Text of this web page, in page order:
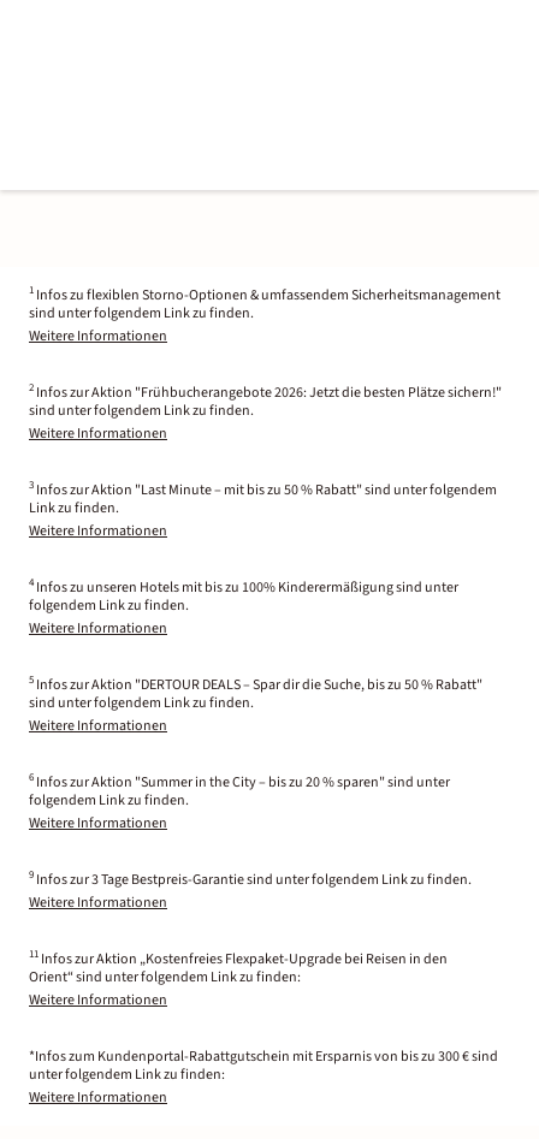
1 Infos zu flexiblen Storno-Optionen & umfassendem Sicherheitsmanagement
sind unter folgendem Link zu finden.
Weitere Informationen
2 Infos zur Aktion "Frühbucherangebote 2026: Jetzt die besten Plätze sichern!"
sind unter folgendem Link zu finden.
Weitere Informationen
3 Infos zur Aktion "Last Minute – mit bis zu 50 % Rabatt" sind unter folgendem
Link zu finden.
Weitere Informationen
4 Infos zu unseren Hotels mit bis zu 100% Kinderermäßigung sind unter
folgendem Link zu finden.
Weitere Informationen
5 Infos zur Aktion "DERTOUR DEALS – Spar dir die Suche, bis zu 50 % Rabatt"
sind unter folgendem Link zu finden.
Weitere Informationen
6 Infos zur Aktion "Summer in the City – bis zu 20 % sparen" sind unter
folgendem Link zu finden.
Weitere Informationen
9 Infos zur 3 Tage Bestpreis-Garantie sind unter folgendem Link zu finden.
Weitere Informationen
11 Infos zur Aktion „Kostenfreies Flexpaket-Upgrade bei Reisen in den
Orient“ sind unter folgendem Link zu finden:
Weitere Informationen
*Infos zum Kundenportal-Rabattgutschein mit Ersparnis von bis zu 300 € sind
unter folgendem Link zu finden:
Weitere Informationen